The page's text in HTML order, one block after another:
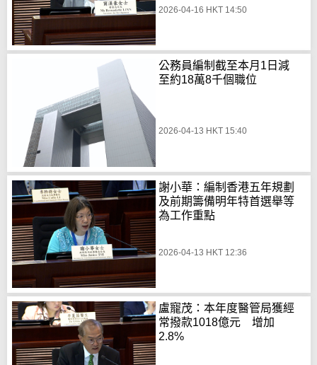
2026-04-16 HKT 14:50
公務員編制截至本月1日減
至約18萬8千個職位
2026-04-13 HKT 15:40
謝小華：編制香港五年規劃
及前期籌備明年特首選舉等
為工作重點
2026-04-13 HKT 12:36
盧寵茂：本年度醫管局獲經
常撥款1018億元 增加
2.8%